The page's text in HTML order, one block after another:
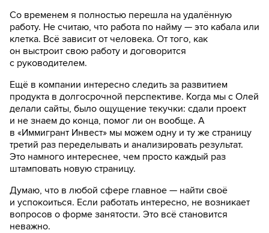
Со временем я полностью перешла на удалённую
работу. Не считаю, что работа по найму — это кабала или
клетка. Всё зависит от человека. От того, как
он выстроит свою работу и договорится
с руководителем.
Ещё в компании интересно следить за развитием
продукта в долгосрочной перспективе. Когда мы с Олей
делали сайты, было ощущение текучки: сдали проект
и не знаем до конца, помог ли он вообще. А
в «Иммигрант Инвест» мы можем одну и ту же страницу
третий раз переделывать и анализировать результат.
Это намного интереснее, чем просто каждый раз
штамповать новую страницу.
Думаю, что в любой сфере главное — найти своё
и успокоиться. Если работать интересно, не возникает
вопросов о форме занятости. Это всё становится
неважно.